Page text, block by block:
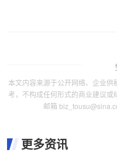
本文内容来源于公开网络、企业
考，不构成任何形式的商业建议
邮箱
更多资讯